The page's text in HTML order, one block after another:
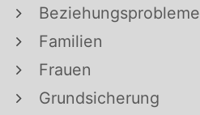
Beziehungsprobleme
Familien
Frauen
Grundsicherung